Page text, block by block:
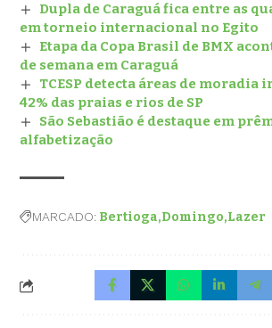
Dupla de Caraguá fica entre as
em torneio internacional no Egito
Etapa da Copa Brasil de BMX
de semana em Caraguá
TCESP detecta áreas de moradia
42% das praias e rios de SP
São Sebastião é destaque em
alfabetização
MARCADO: Bertioga Domingo Lazer